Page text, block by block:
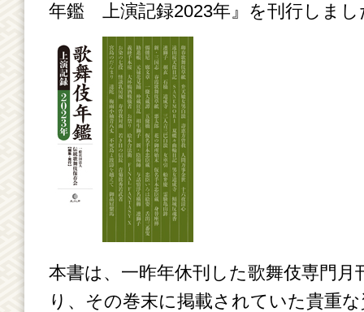
年鑑 上演記録2023年』を刊行しまし
本書は、一昨年休刊した歌舞伎専門月
り、その巻末に掲載されていた貴重